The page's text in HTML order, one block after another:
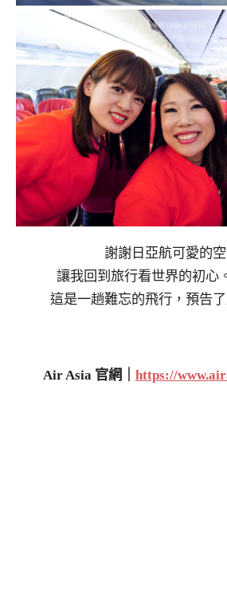
謝謝日亞航可愛的空
讓我回到旅行看世界的初心
這是一趟難忘的飛行，預告
Air Asia 官網｜ https://